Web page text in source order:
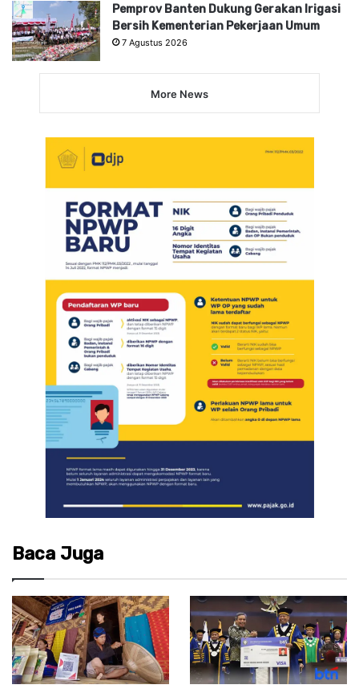
Pemprov Banten Dukung Gerakan Irigasi
Bersih Kementerian Pekerjaan Umum
7 Agustus 2026
More News
Baca Juga